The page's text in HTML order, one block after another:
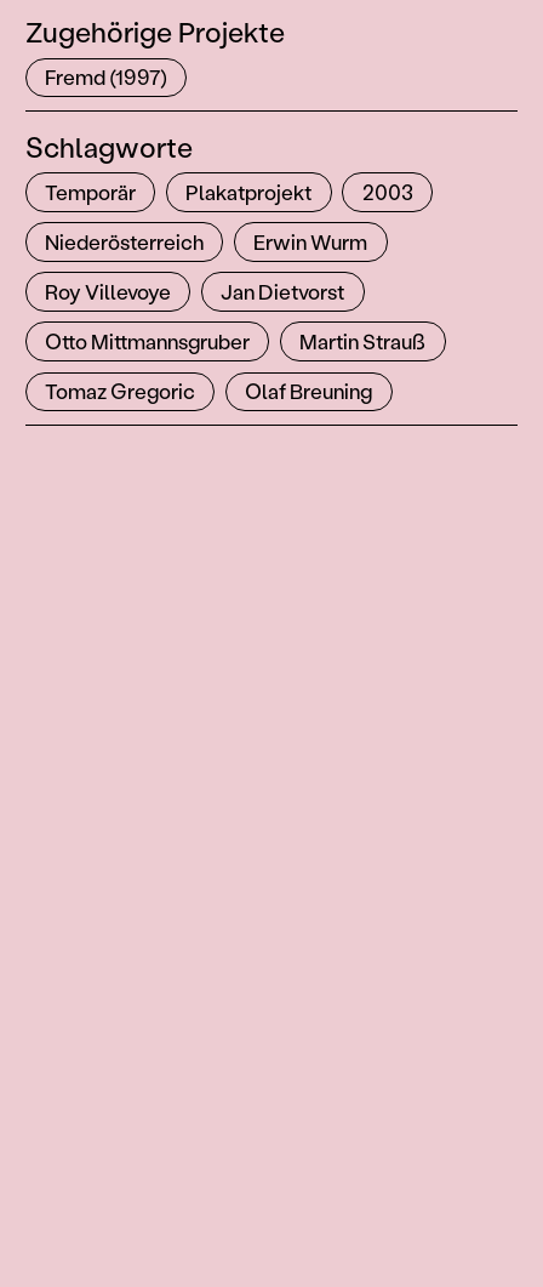
Zugehörige Projekte
Fremd (1997)
Schlagworte
Temporär Plakatprojekt
2003
Niederösterreich
Erwin Wurm
Roy Villevoye
Jan Dietvorst
Otto Mittmannsgruber
Martin Strauß
Tomaz Gregoric
Olaf Breuning